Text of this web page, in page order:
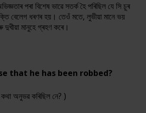
পৰা বিশেষ ভাৱে সতৰ্ক হৈ পৰিছিল যে সি চুৰ
বেলেগ ধৰণৰ হয়। তেওঁ মতে, লুভীয়া মানে ভয়
মানুহে গ্ৰহণ কৰে।
that he has been robbed?
অনুভৱ কৰিছিল নে? )